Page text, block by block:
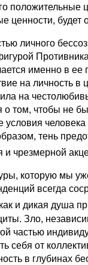
положительные
ценности, будет
личного
именно в
на личность в
на
том, чтобы не
тень
и чрезмерной
которую мы
всегда
и дикая душа
Зло,
частью
себя от
в глубинах